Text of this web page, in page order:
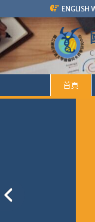
to
content
ENGLISH
首頁